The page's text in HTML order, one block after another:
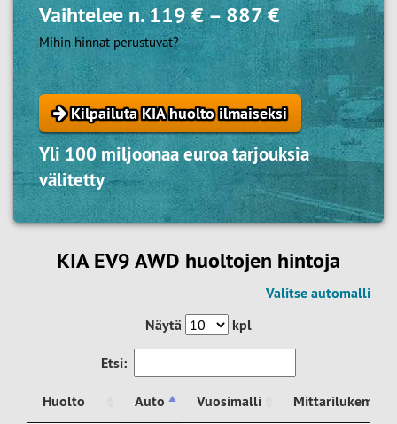
Vaihtelee n.119 €–887 €
Mihin hinnat perustuvat?
Kilpailuta KIA huolto ilmaiseksi
Yli 100 miljoonaa euroa tarjouksia
välitetty
KIA EV9 AWD huoltojen hintoja
Valitse automalli
Näytä
kpl
Etsi:
Huolto Auto Vuosimalli
Mittarilukema